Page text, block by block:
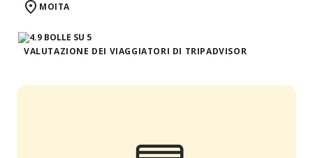
MOITA
VALUTAZIONE DEI VIAGGIATORI DI TRIPADVISOR